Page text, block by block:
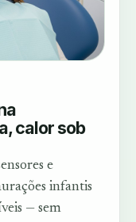
calor sob
e
infantis
— sem